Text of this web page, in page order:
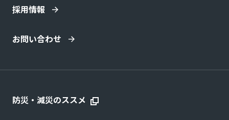
採用情報
お問い合わせ
防災・減災のススメ